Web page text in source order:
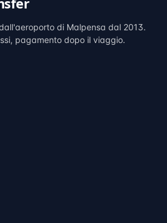
di Malpensa dal 2013.
pagamento dopo il viaggio.